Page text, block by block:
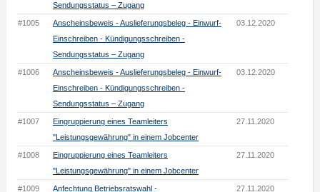
Sendungsstatus – Zugang
#1005
Anscheinsbeweis - Auslieferungsbeleg - Einwurf-
Einschreiben - Kündigungsschreiben -
Sendungsstatus – Zugang
03.12.2020
#1006
Anscheinsbeweis - Auslieferungsbeleg - Einwurf-
Einschreiben - Kündigungsschreiben -
Sendungsstatus – Zugang
03.12.2020
#1007
Eingruppierung eines Teamleiters
"Leistungsgewährung" in einem Jobcenter
27.11.2020
#1008
Eingruppierung eines Teamleiters
"Leistungsgewährung" in einem Jobcenter
27.11.2020
#1009
Anfechtung Betriebsratswahl -
27.11.2020